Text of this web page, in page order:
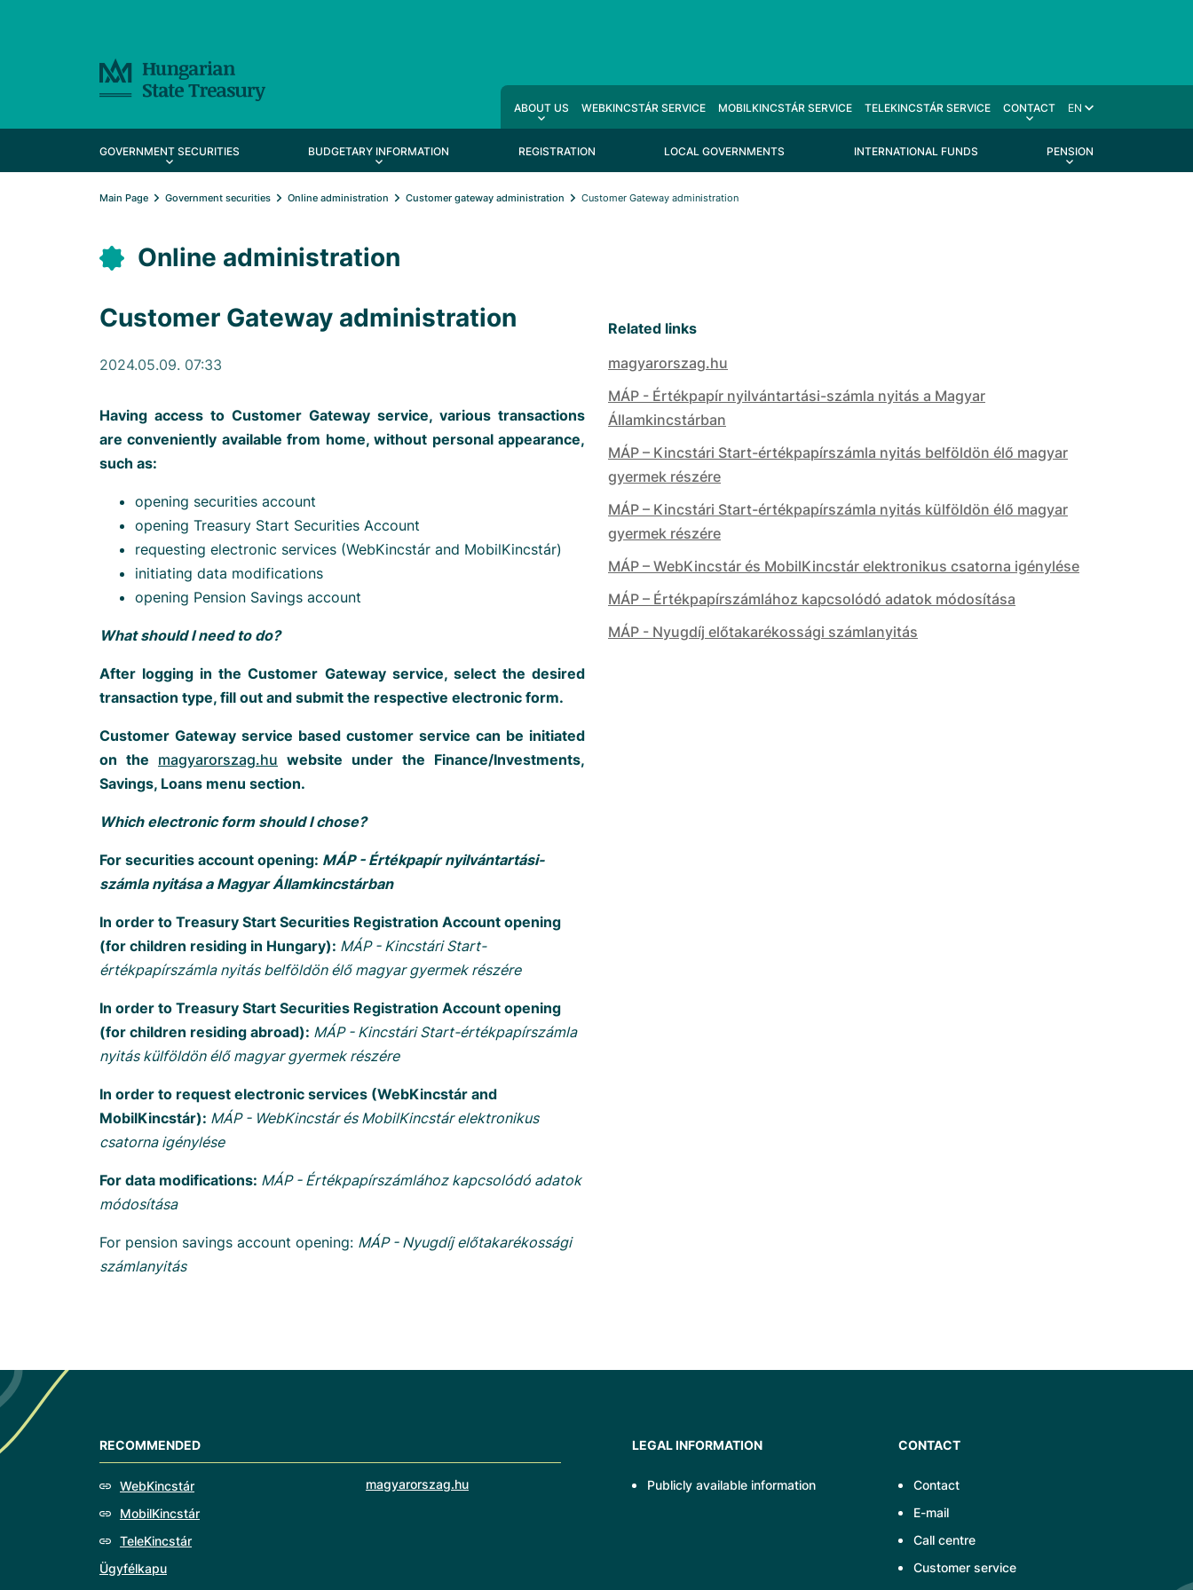
ABOUT US WEBKINCSTÁR SERVICE MOBILKINCSTÁR SERVICE TELEKINCSTÁR SERVICE CONTACT EN
GOVERNMENT SECURITIES BUDGETARY INFORMATION REGISTRATION LOCAL GOVERNMENTS INTERNATIONAL FUNDS PENSION
Main Page Government securities Online administration Customer gateway administration Customer Gateway administration
Online administration
Customer Gateway administration
2024.05.09. 07:33
Having access to Customer Gateway service, various transactions
are conveniently available from home, without personal appearance,
such as:
opening securities account
opening Treasury Start Securities Account
requesting electronic services (WebKincstár and MobilKincstár)
initiating data modifications
opening Pension Savings account
What should I need to do?
After logging in the Customer Gateway service, select the desired
transaction type, fill out and submit the respective electronic form.
Customer Gateway service based customer service can be initiated
on the magyarorszag.hu website under the Finance/Investments,
Savings, Loans menu section.
Which electronic form should I chose?
For securities account opening: MÁP - Értékpapír nyilvántartási-
számla nyitása a Magyar Államkincstárban
In order to Treasury Start Securities Registration Account opening
(for children residing in Hungary): MÁP - Kincstári Start-
értékpapírszámla nyitás belföldön élő magyar gyermek részére
In order to Treasury Start Securities Registration Account opening
(for children residing abroad): MÁP - Kincstári Start-értékpapírszámla
nyitás külföldön élő magyar gyermek részére
In order to request electronic services (WebKincstár and
MobilKincstár): MÁP - WebKincstár és MobilKincstár elektronikus
csatorna igénylése
For data modifications: MÁP - Értékpapírszámlához kapcsolódó adatok
módosítása
For pension savings account opening: MÁP - Nyugdíj előtakarékossági
számlanyitás
Related links
magyarorszag.hu
MÁP - Értékpapír nyilvántartási-számla nyitás a Magyar
Államkincstárban
MÁP – Kincstári Start-értékpapírszámla nyitás belföldön élő magyar
gyermek részére
MÁP – Kincstári Start-értékpapírszámla nyitás külföldön élő magyar
gyermek részére
MÁP – WebKincstár és MobilKincstár elektronikus csatorna igénylése
MÁP – Értékpapírszámlához kapcsolódó adatok módosítása
MÁP - Nyugdíj előtakarékossági számlanyitás
RECOMMENDED
WebKincstár
MobilKincstár
TeleKincstár
Ügyfélkapu
magyarorszag.hu
LEGAL INFORMATION
Publicly available information
CONTACT
Contact
E-mail
Call centre
Customer service